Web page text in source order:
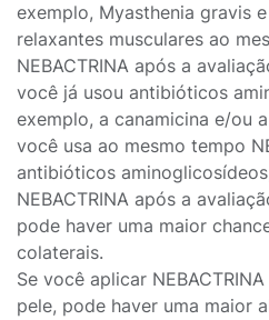
exemplo, Myasthenia gravis
relaxantes musculares ao
NEBACTRINA após a
você já usou antibióticos
exemplo, a canamicina e/ou
você usa ao mesmo tempo
antibióticos
NEBACTRINA após a
pode haver uma maior
colaterais.
Se você aplicar
pele, pode haver uma maior